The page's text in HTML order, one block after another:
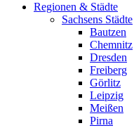
Regionen & Städte
Sachsens Städte
Bautzen
Chemnitz
Dresden
Freiberg
Görlitz
Leipzig
Meißen
Pirna